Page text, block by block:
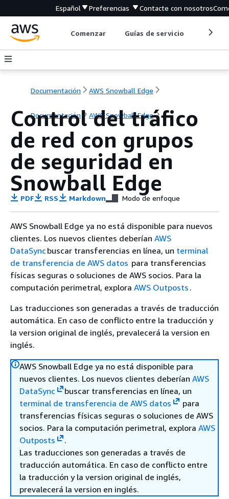
Español Preferencias Contacte con nosotros
Comenzar Guías de servicio
Documentación AWS Snowball Edge
Documentación AWS Snowball Edge
Control del tráfico
de red con grupos
de seguridad en
Snowball Edge
PDF RSS Markdown Modo de enfoque
AWS Snowball Edge ya no está disponible para nuevos
clientes. Los nuevos clientes deberían AWS
DataSync buscar transferencias en línea, un terminal
de transferencia de AWS datos para transferencias
físicas seguras o soluciones de AWS socios. Para la
computación perimetral, explora AWS Outposts .
Las traducciones son generadas a través de traducción
automática. En caso de conflicto entre la traducción y
la version original de inglés, prevalecerá la version en
inglés.
AWS Snowball Edge ya no está disponible para
nuevos clientes. Los nuevos clientes deberían AWS
DataSync
buscar transferencias en línea, un
terminal de transferencia de AWS datos
para
transferencias físicas seguras o soluciones de AWS
socios. Para la computación perimetral, explora AWS
Outposts
.
Las traducciones son generadas a través de
traducción automática. En caso de conflicto entre
la traducción y la version original de inglés,
prevalecerá la version en inglés.